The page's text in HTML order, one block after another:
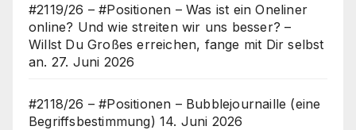
#2119/26 – #Positionen – Was ist ein Oneliner
online? Und wie streiten wir uns besser? –
Willst Du Großes erreichen, fange mit Dir selbst
an. 27. Juni 2026
#2118/26 – #Positionen – Bubblejournaille (eine
Begriffsbestimmung) 14. Juni 2026